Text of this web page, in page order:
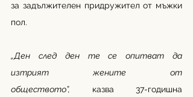
за задължителен придружител от мъжки
пол.
„Ден след ден те се опитват да
изтрият жените от
обществото”, казва 37-годишна